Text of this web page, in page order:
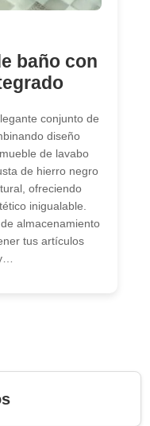
baño con
conjunto de
diseño
de lavabo
de hierro negro
ofreciendo
inigualable.
almacenamiento
tus artículos